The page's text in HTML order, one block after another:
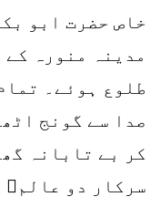
خاص حضرت ابو
مدینہ منورہ کے
طلوع ہوئے۔
صدا سے گونج
کر بے تابانہ
سرکار دو عالمﷺ